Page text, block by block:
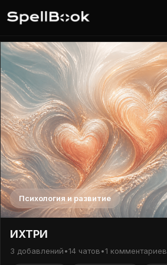
Психология и развитие
ИХТРИ
3 добавлений•14 чатов•1 комментариев